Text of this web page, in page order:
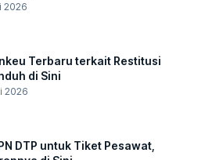
2026
Terbaru terkait Restitusi
di Sini
2026
DTP untuk Tiket Pesawat,